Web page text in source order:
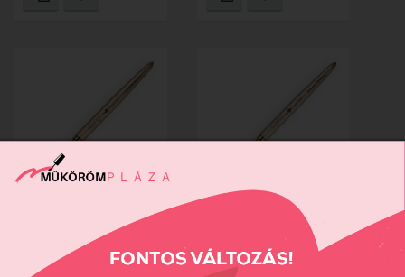
SENS Synthetic Blend
5290 Ft
SENS ecset - Natural
11990 Ft